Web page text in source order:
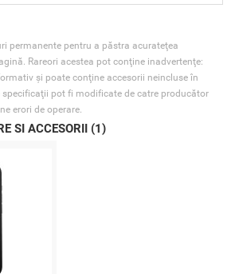
permanente pentru a păstra acurateţea
Rareori acestea pot conţine inadvertenţe:
şi poate conţine accesorii neincluse în
specificaţii pot fi modificate de catre producător
erori de operare.
SI ACCESORII (1)